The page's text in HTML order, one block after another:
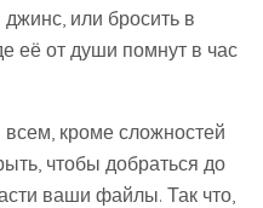
или бросить в
её от души помнут в час
кроме сложностей
чтобы добраться до
ваши файлы. Так что,